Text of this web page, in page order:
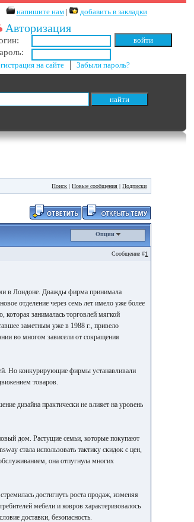
напишите нам| добавить в закладки
Авторизация
на сайте │Забыли пароль?
Поиск |Новые сообщения |Подписки
Опции
Сообщение #1
в Лондоне. Дважды фирма принимала
отделение через семь лет имело уже более
занималась торговлей мягкой
заметным уже в 1988 г., привело
во многом зависели от сокращения
Но конкурирующие фирмы устанавливали
товаров.
дизайна практически не влияет на уровень
дом. Растущие семьи, которые покупают
стала использовать тактику скидок с цен,
она отпугнула многих
достигнуть роста продаж, изменяя
мебели и ковров характеризовалось
доставки, безопасность.